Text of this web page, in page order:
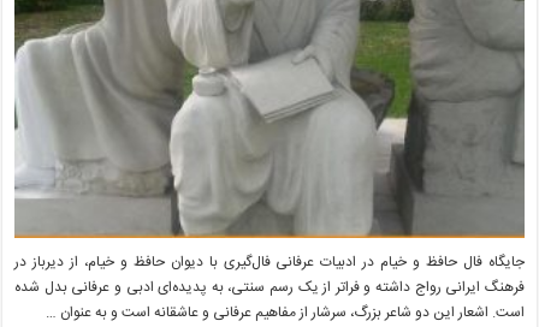
ادبیات
عرفانی
جایگاه فال حافظ و خیام در ادبیات عرفانی فال‌گیری با دیوان حافظ و خیام، از دیرباز در
فرهنگ ایرانی رواج داشته و فراتر از یک رسم سنتی، به پدیده‌ای ادبی و عرفانی بدل شده
است. اشعار این دو شاعر بزرگ، سرشار از مفاهیم عرفانی و عاشقانه است و به عنوان …